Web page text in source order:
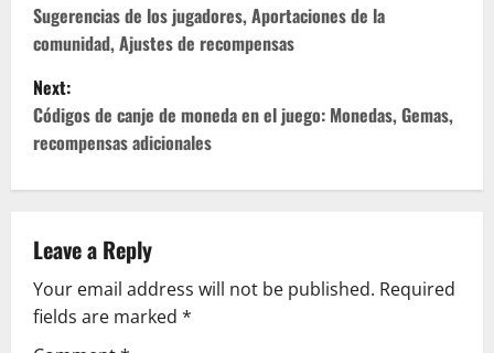
s
t
n
a
v
i
g
Sugerencias de los jugadores, Aportaciones de la
comunidad, Ajustes de recompensas
Next:
Códigos de canje de moneda en el juego: Monedas, Gemas,
recompensas adicionales
Leave a Reply
Your email address will not be published. Required
fields are marked *